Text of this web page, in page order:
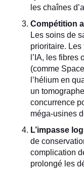
les chaînes
Compétition
Les soins de
prioritaire.
l’IA, les
(comme
l’hélium en
un
concurrence
méga-usines
L’impasse
de
complication
prolongé les